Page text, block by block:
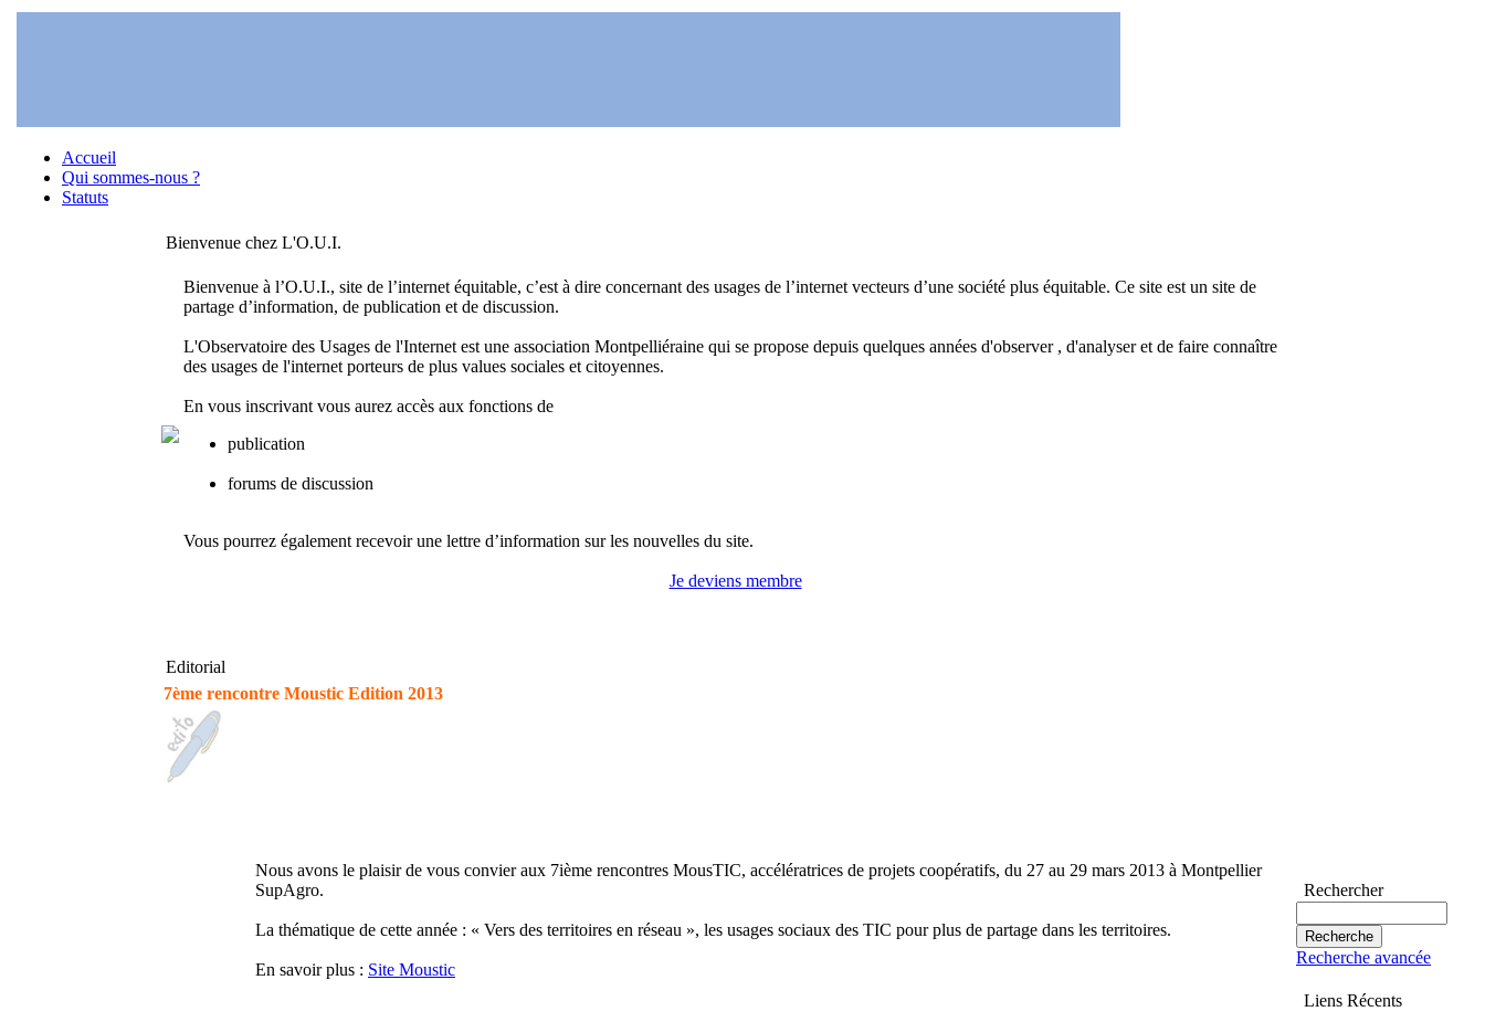
Accueil
Qui sommes-nous ?
Statuts
Bienvenue chez L'O.U.I.
Bienvenue à l’O.U.I., site de l’internet équitable, c’est à dire concernant des usages de l’internet vecteurs d’une société plus équitable. Ce site est un site de
partage d’information, de publication et de discussion.
L'Observatoire des Usages de l'Internet est une association Montpelliéraine qui se propose depuis quelques années d'observer , d'analyser et de faire connaître
des usages de l'internet porteurs de plus values sociales et citoyennes.
En vous inscrivant vous aurez accès aux fonctions de
publication
forums de discussion
Vous pourrez également recevoir une lettre d’information sur les nouvelles du site.
Je deviens membre
Editorial
7ème rencontre Moustic Edition 2013
Nous avons le plaisir de vous convier aux 7ième rencontres MousTIC, accélératrices de projets coopératifs, du 27 au 29 mars 2013 à Montpellier
SupAgro.
La thématique de cette année : « Vers des territoires en réseau », les usages sociaux des TIC pour plus de partage dans les territoires.
En savoir plus : Site Moustic
Rechercher
Recherche avancée
Liens Récents